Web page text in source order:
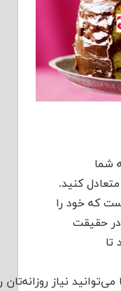
شما
کنید.
که خود را
حقیقت
نیاز روزانه‌تان را